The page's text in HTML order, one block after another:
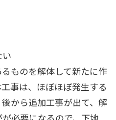
い
ものを解体して新たに作
事は、ほぼほぼ発生する
から追加工事が出て、解